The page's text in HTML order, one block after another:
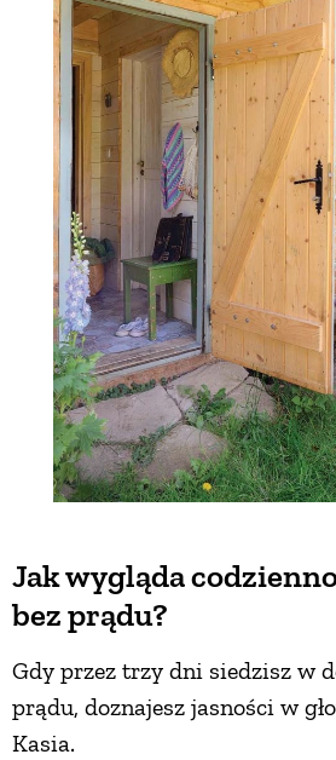
Jak wygląda
bez prądu?
Gdy przez trzy dni siedzisz w
prądu, doznajesz jasności w
Kasia.
PRZEPISY
ŚNIADANIA
ZUPY
DANIA
CIASTA I
INNE